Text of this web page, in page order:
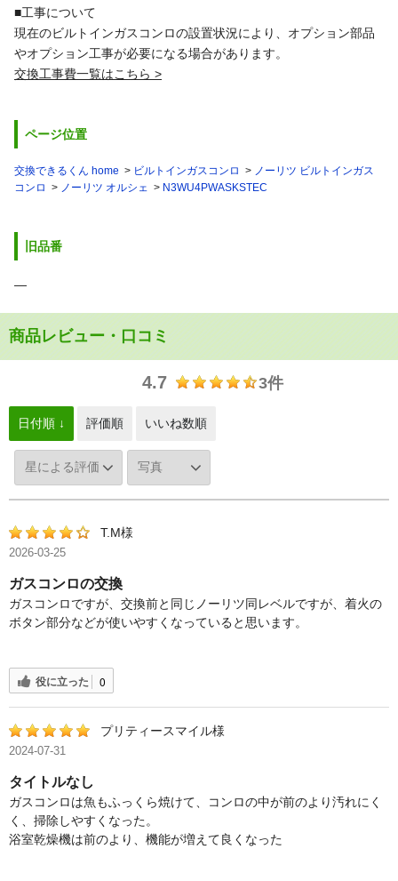
■工事について
現在のビルトインガスコンロの設置状況により、オプション部品
やオプション工事が必要になる場合があります。
交換工事費一覧はこちら
ページ位置
交換できるくん home ビルトインガスコンロ
ノーリツ ビルトインガス
コンロ
ノーリツ オルシェ N3WU4PWASKSTEC
旧品番
―
商品レビュー・口コミ
4.7 3件
日付順 ↓ 評価順 いいね数順
T.M様
2026-03-25
ガスコンロの交換
ガスコンロですが、交換前と同じノーリツ同レベルですが、着火の
ボタン部分などが使いやすくなっていると思います。
役に立った 0
プリティースマイル様
2024-07-31
タイトルなし
ガスコンロは魚もふっくら焼けて、コンロの中が前のより汚れにく
く、掃除しやすくなった。
浴室乾燥機は前のより、機能が増えて良くなった